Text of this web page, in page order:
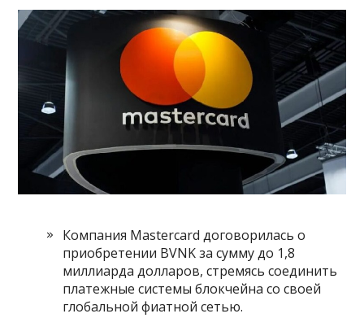
Компания Mastercard договорилась о
приобретении BVNK за ​​сумму до 1,8
миллиарда долларов, стремясь соединить
платежные системы блокчейна со своей
глобальной фиатной сетью.